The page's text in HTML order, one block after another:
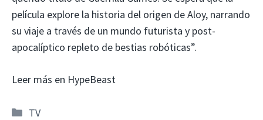
película explore la historia del origen de Aloy, narrando
su viaje a través de un mundo futurista y post-
apocalíptico repleto de bestias robóticas”.
Leer más en HypeBeast
Categorías
TV